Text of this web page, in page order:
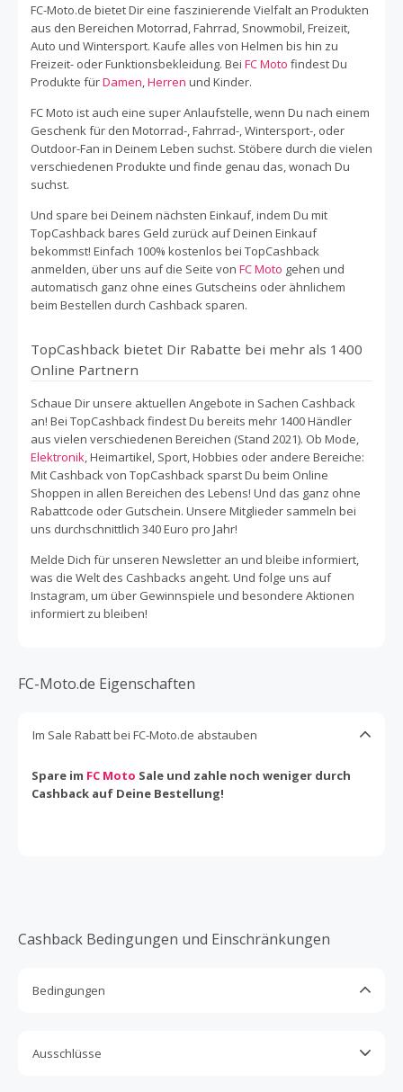
FC-Moto.de bietet Dir eine faszinierende Vielfalt an Produkten
aus den Bereichen Motorrad, Fahrrad, Snowmobil, Freizeit,
Auto und Wintersport. Kaufe alles von Helmen bis hin zu
Freizeit- oder Funktionsbekleidung. Bei FC Moto findest Du
Produkte fürDamen,Herren und Kinder.
FC Moto ist auch eine super Anlaufstelle, wenn Du nach einem
Geschenk für den Motorrad-, Fahrrad-, Wintersport-, oder
Outdoor-Fan in Deinem Leben suchst. Stöbere durch die vielen
verschiedenen Produkte und finde genau das, wonach Du
suchst.
Und spare bei Deinem nächsten Einkauf, indem Du mit
TopCashback bares Geld zurück auf Deinen Einkauf
bekommst! Einfach 100% kostenlos bei TopCashback
anmelden, über uns auf die Seite von FC Moto gehen und
automatisch ganz ohne eines Gutscheins oder ähnlichem
beim Bestellen durch Cashback sparen.
TopCashback bietet Dir Rabatte bei mehr als 1400
Online Partnern
Schaue Dir unsere aktuellen Angebote in Sachen Cashback
an! Bei TopCashback findest Du bereits mehr 1400 Händler
aus vielen verschiedenen Bereichen (Stand 2021). Ob Mode,
Elektronik, Heimartikel, Sport, Hobbies oder andere Bereiche:
Mit Cashback von TopCashback sparst Du beim Online
Shoppen in allen Bereichen des Lebens! Und das ganz ohne
Rabattcode oder Gutschein. Unsere Mitglieder sammeln bei
uns durchschnittlich 340 Euro pro Jahr!
Melde Dich für unseren Newsletter an und bleibe informiert,
was die Welt des Cashbacks angeht. Und folge uns auf
Instagram, um über Gewinnspiele und besondere Aktionen
informiert zu bleiben!
FC-Moto.de Eigenschaften
Im Sale Rabatt bei FC-Moto.de abstauben
Spare im FC Moto Sale und zahle noch weniger durch
Cashback auf Deine Bestellung!
Cashback Bedingungen und Einschränkungen
Bedingungen
Ausschlüsse